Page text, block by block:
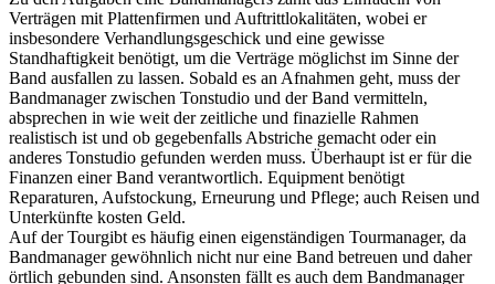
Verträgen mit Plattenfirmen und Auftrittlokalitäten, wobei er
insbesondere Verhandlungsgeschick und eine gewisse
Standhaftigkeit benötigt, um die Verträge möglichst im Sinne der
Band ausfallen zu lassen. Sobald es an Afnahmen geht, muss der
Bandmanager zwischen Tonstudio und der Band vermitteln,
absprechen in wie weit der zeitliche und finazielle Rahmen
realistisch ist und ob gegebenfalls Abstriche gemacht oder ein
anderes Tonstudio gefunden werden muss. Überhaupt ist er für die
Finanzen einer Band verantwortlich. Equipment benötigt
Reparaturen, Aufstockung, Erneurung und Pflege; auch Reisen und
Unterkünfte kosten Geld.
Auf der Tourgibt es häufig einen eigenständigen Tourmanager, da
Bandmanager gewöhnlich nicht nur eine Band betreuen und daher
örtlich gebunden sind. Ansonsten fällt es auch dem Bandmanager